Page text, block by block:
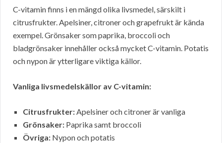
C-vitamin finns i en mängd olika livsmedel, särskilt i
citrusfrukter. Apelsiner, citroner och grapefrukt är kända
exempel. Grönsaker som paprika, broccoli och
bladgrönsaker innehåller också mycket C-vitamin. Potatis
och nypon är ytterligare viktiga källor.
Vanliga livsmedelskällor av C-vitamin:
Citrusfrukter:Apelsiner och citroner är vanliga
Grönsaker: Paprika samt broccoli
Övriga: Nypon och potatis